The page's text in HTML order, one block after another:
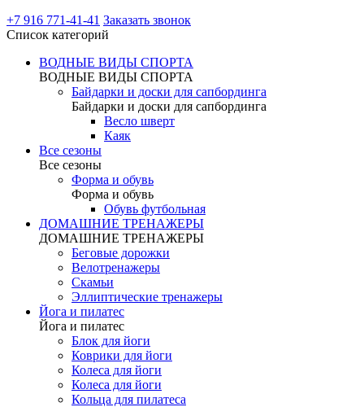
+7 916 771-41-41 Заказать звонок
Список категорий
ВОДНЫЕ ВИДЫ СПОРТА
ВОДНЫЕ ВИДЫ СПОРТА
Байдарки и доски для сапбординга
Байдарки и доски для сапбординга
Весло шверт
Каяк
Все сезоны
Все сезоны
Форма и обувь
Форма и обувь
Обувь футбольная
ДОМАШНИЕ ТРЕНАЖЕРЫ
ДОМАШНИЕ ТРЕНАЖЕРЫ
Беговые дорожки
Велотренажеры
Скамьи
Эллиптические тренажеры
Йога и пилатес
Йога и пилатес
Блок для йоги
Коврики для йоги
Колеса для йоги
Колеса для йоги
Кольца для пилатеса